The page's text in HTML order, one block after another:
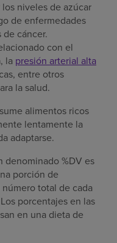
niveles de azúcar
de enfermedades
de cáncer.
con el
la presión arterial alta
entre otros
la salud.
alimentos ricos
lentamente la
adaptarse.
denominado %DV es
porción de
total de cada
porcentajes en las
en una dieta de